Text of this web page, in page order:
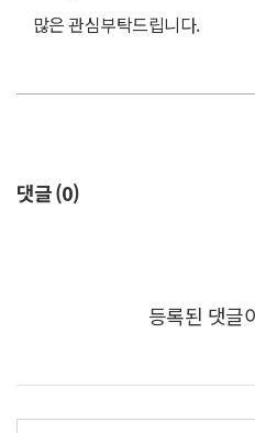
많은 관심부탁드립니다.
댓글 (0)
등록된 댓글